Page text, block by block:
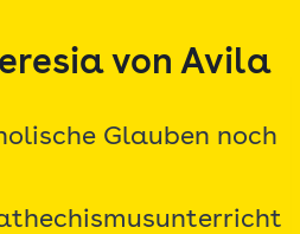
von Avila
Glauben noch